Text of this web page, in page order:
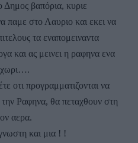
Δημος βαπόρια, κυριε
παμε στο Λαυριο και εκει να
τα εναπομειναντα
και ας μεινει η ραφηνα ενα
οτι προγραμματιζονται να
την Ραφηνα, θα πεταχθουν στη
αερα.
και μια ! !